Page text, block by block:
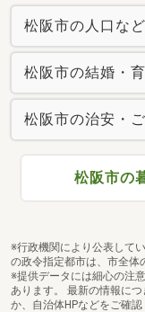
松阪市の人口な
松阪市の結婚・
松阪市の治安・
松阪市の
※行政機関により公表して
の政令指定都市は、市全体
※提供データには細心の注
あります。 最新の情報に
か、自治体HPなどをご確認